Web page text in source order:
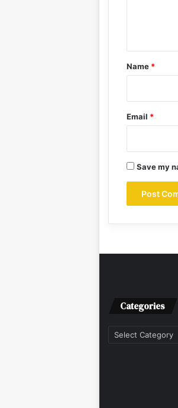
*
Name *
Email *
Save my
Categories
Categories